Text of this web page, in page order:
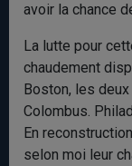
avoir la chance
La lutte pour
chaudement
Boston, les
Colombus.
En
selon moi leur